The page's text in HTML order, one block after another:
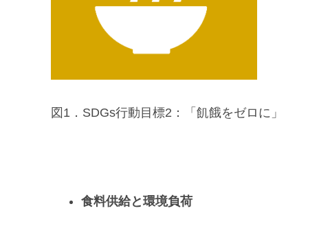
図1．SDGs行動目標2：「飢餓をゼロに」
食料供給と環境負荷